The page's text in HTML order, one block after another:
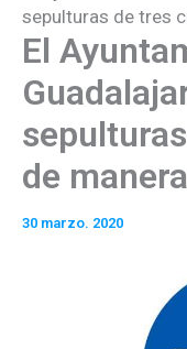
sepulturas de tres
El
de
30 marzo. 2020